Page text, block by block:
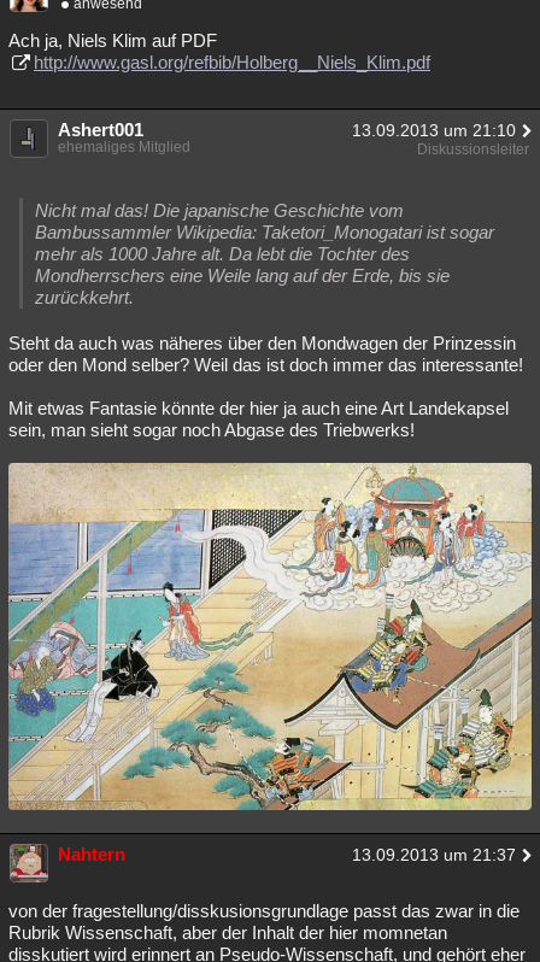
anwesend
Ach ja, Niels Klim auf PDF
http://www.gasl.org/refbib/Holberg__Niels_Klim.pdf
Ashert001 13.09.2013 um 21:10
ehemaliges Mitglied Diskussionsleiter
Nicht mal das! Die japanische Geschichte vom
Bambussammler Wikipedia: Taketori_Monogatari ist sogar
mehr als 1000 Jahre alt. Da lebt die Tochter des
Mondherrschers eine Weile lang auf der Erde, bis sie
zurückkehrt.
Steht da auch was näheres über den Mondwagen der Prinzessin
oder den Mond selber? Weil das ist doch immer das interessante!
Mit etwas Fantasie könnte der hier ja auch eine Art Landekapsel
sein, man sieht sogar noch Abgase des Triebwerks!
Nahtern 13.09.2013 um 21:37
von der fragestellung/disskusionsgrundlage passt das zwar in die
Rubrik Wissenschaft, aber der Inhalt der hier momnetan
disskutiert wird erinnert an Pseudo-Wissenschaft, und gehört eher